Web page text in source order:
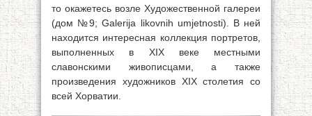
то окажетесь возле Художественной галереи
(дом №9; Galerija likovnih umjetnosti). В ней
находится интересная коллекция портретов,
выполненных в XIX веке местными
славонскими живописцами, а также
произведения художников XIX столетия со
всей Хорватии.